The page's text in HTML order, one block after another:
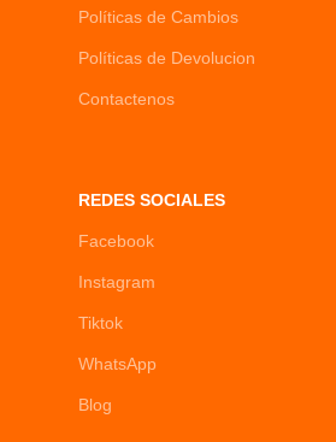
Políticas de Cambios
Políticas de Devolucion
Contactenos
REDES SOCIALES
Facebook
Instagram
Tiktok
WhatsApp
Blog